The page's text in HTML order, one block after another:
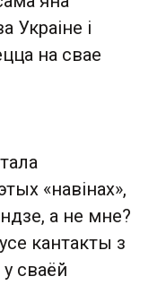
Украіне і
на свае
«навінах»,
а не мне?
кантакты з
у сваёй